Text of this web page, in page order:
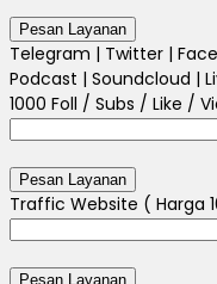
Telegram | Twitter |
Podcast | Soundcloud |
1000 Foll / Subs / Like /
Traffic Website ( Harga